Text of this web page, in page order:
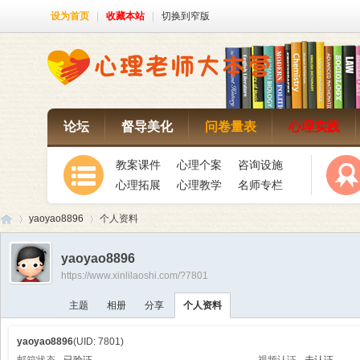
设为首页 收藏本站 切换到窄版
论坛 督导美化 问卷量表 心理实践
教案课件 心理个案
咨询设施
心理拓展
心理教学 名师专栏
›
yaoyao8896 个人资料
yaoyao8896
https://www.xinlilaoshi.com/?7801
主题 相册 分享 个人资料
yaoyao8896(UID: 7801)